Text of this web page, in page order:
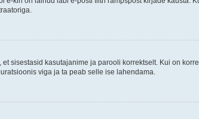
sisestasid kasutajanime ja parooli korrektselt. Kui on
viga ja ta peab selle ise lahendama.